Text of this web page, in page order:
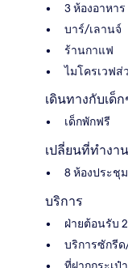
3 ห้องอาหาร
บาร์/เลานจ์
ร้านกาแฟ
ไมโครเวฟส่
เดินทางกับเด็ก
เด็กพักฟรี
เปลี่ยนที่ทำงาน
8 ห้องประชุม
บริการ
ฝ่ายต้อนรับ
บริการซักรี